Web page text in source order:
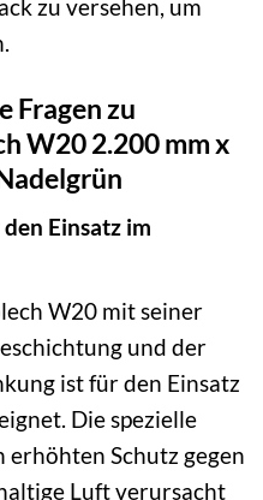
zu versehen, um
Fragen zu
W20 2.200 mm x
Einsatz im
W20 mit seiner
und der
ist für den Einsatz
Die spezielle
Schutz gegen
Luft verursacht